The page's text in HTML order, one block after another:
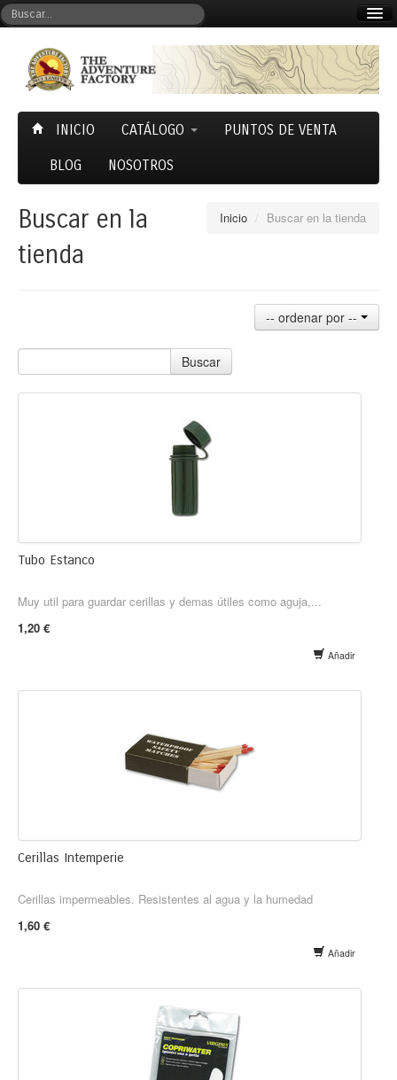
Carrito (0)
INICIO CATÁLOGO PUNTOS DE VENTA
BLOG NOSOTROS
Inicio / Buscar en la tienda
Buscar en la
tienda
-- ordenar por --
Buscar
Tubo Estanco
Muy util para guardar cerillas y demas útiles como aguja,...
1,20 €
Añadir
Cerillas Intemperie
Cerillas impermeables. Resistentes al agua y la humedad
1,60 €
Añadir